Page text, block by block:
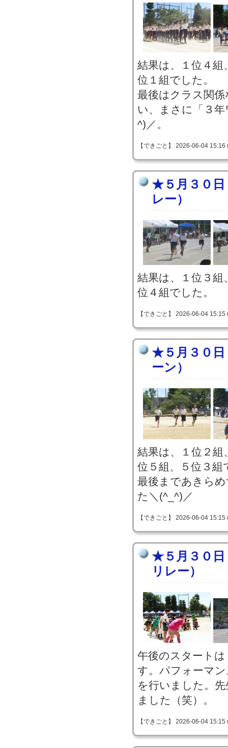
結果は、１位４組
位１組でした。
最後はクラス関
い、まさに「３
^)／。
【できごと】 2026-06-04
★５月３０日
レー）
結果は、１位３組
位４組でした。
【できごと】 2026-06-04
★５月３０日
ーン）
結果は、１位２組
位５組、５位３組
最後まであきら
た＼(^_^)／
【できごと】 2026-06-04
★５月３０日
リレー）
午後のスタート
す。パフォーマ
を行いました。
ました（笑）。
【できごと】 2026-06-04